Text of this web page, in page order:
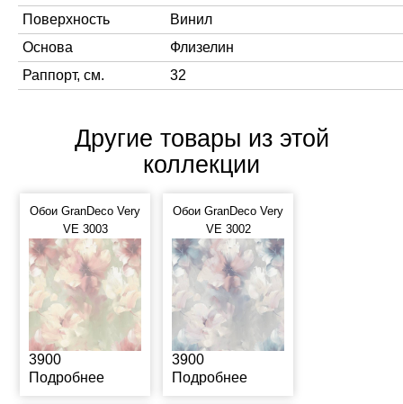
Поверхность
Винил
Основа
Флизелин
Раппорт, см.
32
Другие товары из этой
коллекции
Обои GranDeco Very
VE 3003
3900
Подробнее
Обои GranDeco Very
VE 3002
3900
Подробнее